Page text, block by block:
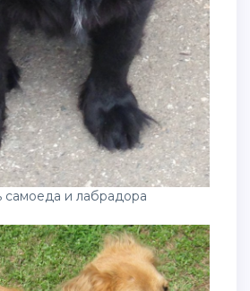
самоеда и лабрадора